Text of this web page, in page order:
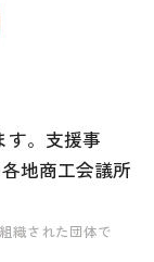
。 支援事
地商工会議所
織された団体で